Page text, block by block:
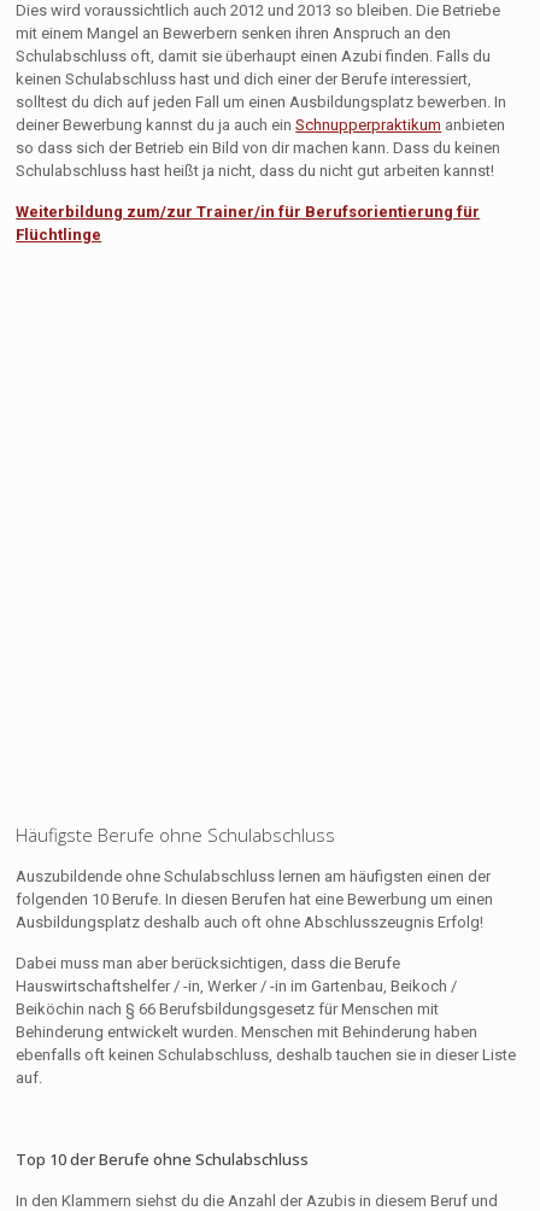
Dies wird voraussichtlich auch 2012 und 2013 so bleiben. Die Betriebe
mit einem Mangel an Bewerbern senken ihren Anspruch an den
Schulabschluss oft, damit sie überhaupt einen Azubi finden. Falls du
keinen Schulabschluss hast und dich einer der Berufe interessiert,
solltest du dich auf jeden Fall um einen Ausbildungsplatz bewerben. In
deiner Bewerbung kannst du ja auch einSchnupperpraktikum anbieten
so dass sich der Betrieb ein Bild von dir machen kann. Dass du keinen
Schulabschluss hast heißt ja nicht, dass du nicht gut arbeiten kannst!
Weiterbildung zum/zur Trainer/in für Berufsorientierung für
Flüchtlinge
Häufigste Berufe ohne Schulabschluss
Auszubildende ohne Schulabschluss lernen am häufigsten einen der
folgenden 10 Berufe. In diesen Berufen hat eine Bewerbung um einen
Ausbildungsplatz deshalb auch oft ohne Abschlusszeugnis Erfolg!
Dabei muss man aber berücksichtigen, dass die Berufe
Hauswirtschaftshelfer / -in, Werker / -in im Gartenbau, Beikoch /
Beiköchin nach § 66 Berufsbildungsgesetz für Menschen mit
Behinderung entwickelt wurden. Menschen mit Behinderung haben
ebenfalls oft keinen Schulabschluss, deshalb tauchen sie in dieser Liste
auf.
Top 10 der Berufe ohne Schulabschluss
In den Klammern siehst du die Anzahl der Azubis in diesem Beruf und